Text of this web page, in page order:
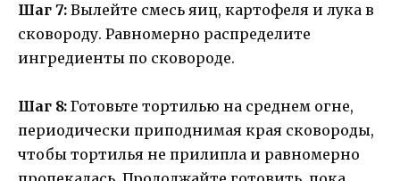
Шаг 7: Вылейте смесь яиц, картофеля и лука в
сковороду. Равномерно распределите
ингредиенты по сковороде.
Шаг 8: Готовьте тортилью на среднем огне,
периодически приподнимая края сковороды,
чтобы тортилья не прилипла и равномерно